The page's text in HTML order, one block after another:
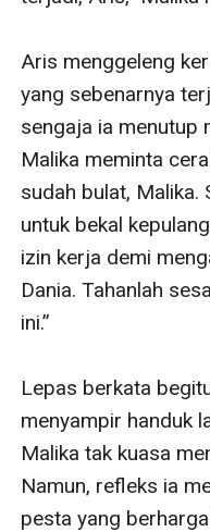
Aris menggeleng
yang sebenarnya
sengaja ia menutup
Malika meminta
sudah bulat, Malika.
untuk bekal
izin kerja demi
Dania. Tahanlah
ini.”
Lepas berkata
menyampir handuk
Malika tak kuasa
Namun, refleks ia
pesta yang